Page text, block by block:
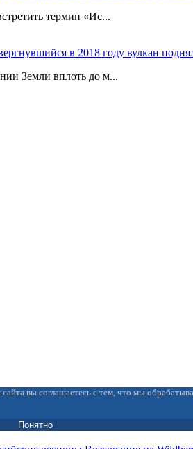
термин «Ис...
в 2018 году вулкан
Земли вплоть до м...
вы соглашаетесь с тем, что мы
Понятно